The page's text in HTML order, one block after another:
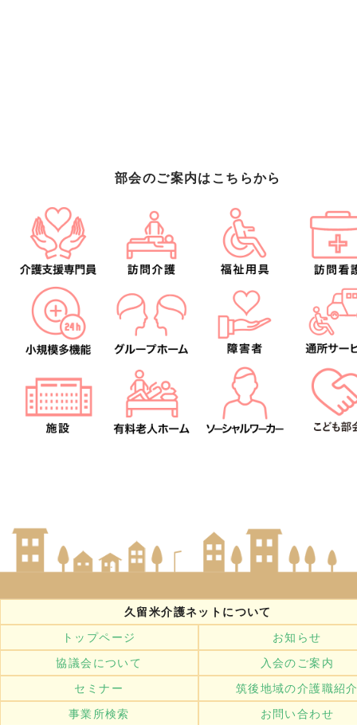
部会のご案内はこちらから
久留米介護ネットについて
トップページ
お知らせ
協議会について
入会のご案内
セミナー
筑後地域の介護職紹
事業所検索
お問い合わせ